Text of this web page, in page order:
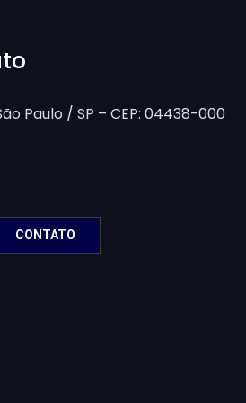
Paulo / SP – CEP: 04438-000
CONTATO